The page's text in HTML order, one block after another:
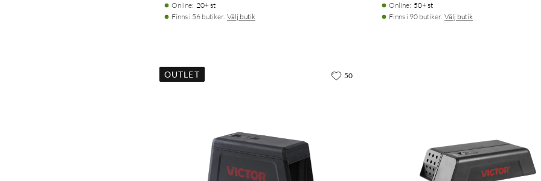
Online: 20+ st
Finns i 56 butiker. Välj butik
Online: 50+ st
Finns i 90 butiker. Välj butik
OUTLET 50